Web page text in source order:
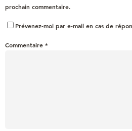
prochain commentaire.
Prévenez-moi par e-mail en cas de
Commentaire *